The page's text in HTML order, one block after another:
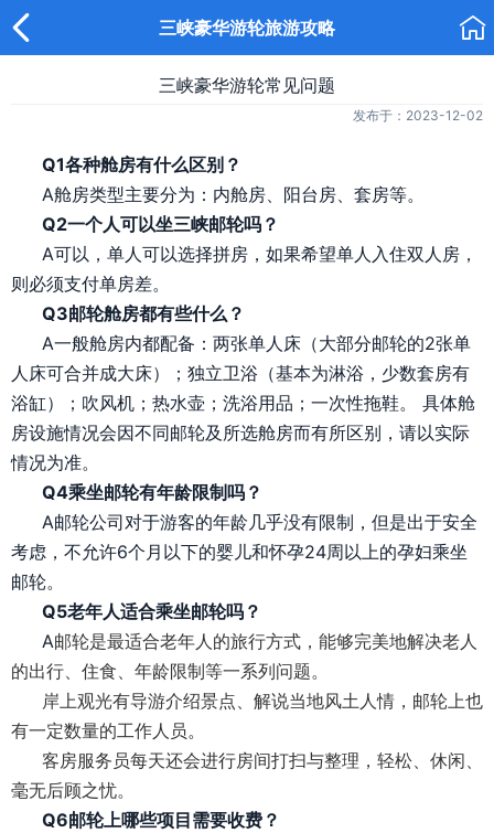
 三峡豪华游轮旅游攻略 
三峡豪华游轮常见问题
发布于：2023-12-02
Q1各种舱房有什么区别？
A舱房类型主要分为：内舱房、阳台房、套房等。
Q2一个人可以坐三峡邮轮吗？
A可以，单人可以选择拼房，如果希望单人入住双人房，
则必须支付单房差。
Q3邮轮舱房都有些什么？
A一般舱房内都配备：两张单人床（大部分邮轮的2张单
人床可合并成大床）；独立卫浴（基本为淋浴，少数套房有
浴缸）；吹风机；热水壶；洗浴用品；一次性拖鞋。 具体舱
房设施情况会因不同邮轮及所选舱房而有所区别，请以实际
情况为准。
Q4乘坐邮轮有年龄限制吗？
A邮轮公司对于游客的年龄几乎没有限制，但是出于安全
考虑，不允许6个月以下的婴儿和怀孕24周以上的孕妇乘坐
邮轮。
Q5老年人适合乘坐邮轮吗？
A邮轮是最适合老年人的旅行方式，能够完美地解决老人
的出行、住食、年龄限制等一系列问题。
岸上观光有导游介绍景点、解说当地风土人情，邮轮上也
有一定数量的工作人员。
客房服务员每天还会进行房间打扫与整理，轻松、休闲、
毫无后顾之忧。
Q6邮轮上哪些项目需要收费？